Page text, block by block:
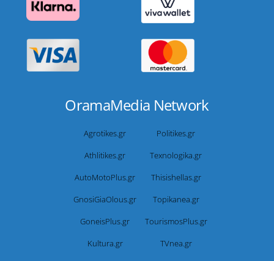
OramaMedia Network
Agrotikes.gr
Politikes.gr
Athlitikes.gr
Texnologika.gr
AutoMotoPlus.gr
Thisishellas.gr
GnosiGiaOlous.gr
Topikanea.gr
GoneisPlus.gr
TourismosPlus.gr
Kultura.gr
TVnea.gr